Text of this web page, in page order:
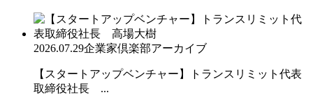
2026.07.29企業家倶楽部アーカイブ
【スタートアップベンチャー】トランスリミット代表
取締役社長 ...